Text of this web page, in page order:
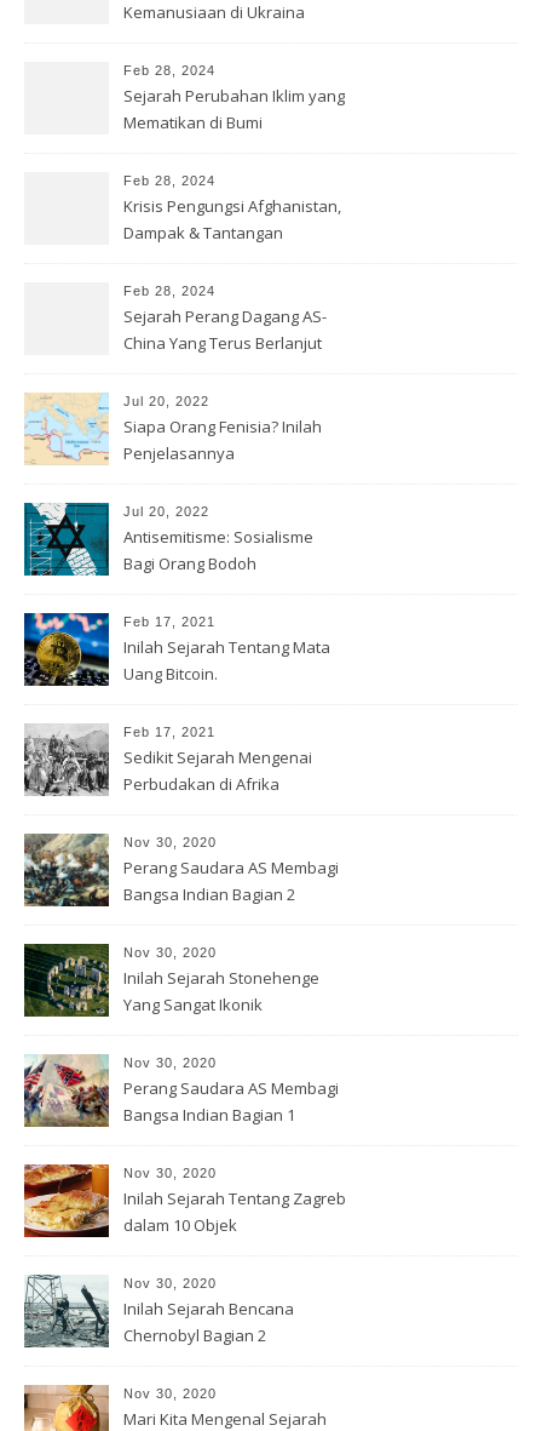
Kemanusiaan di Ukraina
Feb 28, 2024
Sejarah Perubahan Iklim yang
Mematikan di Bumi
Feb 28, 2024
Krisis Pengungsi Afghanistan,
Dampak & Tantangan
Feb 28, 2024
Sejarah Perang Dagang AS-
China Yang Terus Berlanjut
Jul 20, 2022
Siapa Orang Fenisia? Inilah
Penjelasannya
Jul 20, 2022
Antisemitisme: Sosialisme
Bagi Orang Bodoh
Feb 17, 2021
Inilah Sejarah Tentang Mata
Uang Bitcoin.
Feb 17, 2021
Sedikit Sejarah Mengenai
Perbudakan di Afrika
Nov 30, 2020
Perang Saudara AS Membagi
Bangsa Indian Bagian 2
Nov 30, 2020
Inilah Sejarah Stonehenge
Yang Sangat Ikonik
Nov 30, 2020
Perang Saudara AS Membagi
Bangsa Indian Bagian 1
Nov 30, 2020
Inilah Sejarah Tentang Zagreb
dalam 10 Objek
Nov 30, 2020
Inilah Sejarah Bencana
Chernobyl Bagian 2
Nov 30, 2020
Mari Kita Mengenal Sejarah